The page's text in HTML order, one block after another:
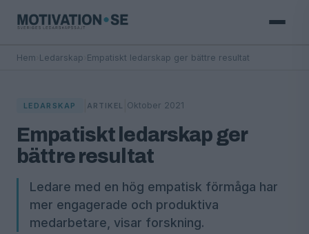
Hem Ledarskap Empatiskt ledarskap ger bättre resultat
LEDARSKAP ARTIKEL Oktober 2021
Empatiskt ledarskap ger
bättre resultat
Ledare med en hög empatisk förmåga har
mer engagerade och produktiva
medarbetare, visar forskning.